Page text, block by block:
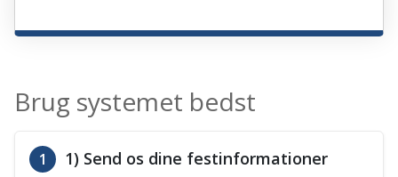
Brug systemet bedst
1 1) Send os dine festinformationer